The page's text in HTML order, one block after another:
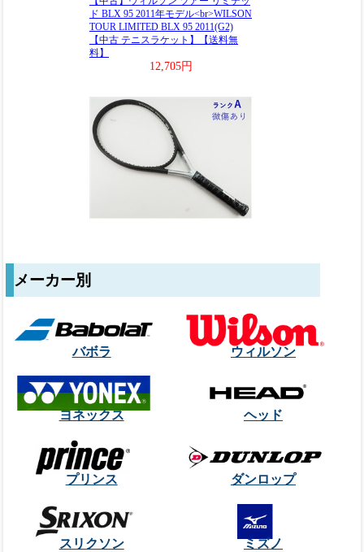
メーカー別
バボラ ウィルソン
ヨネックス ヘッド
プリンス ダンロップ
スリクソン ミズノ